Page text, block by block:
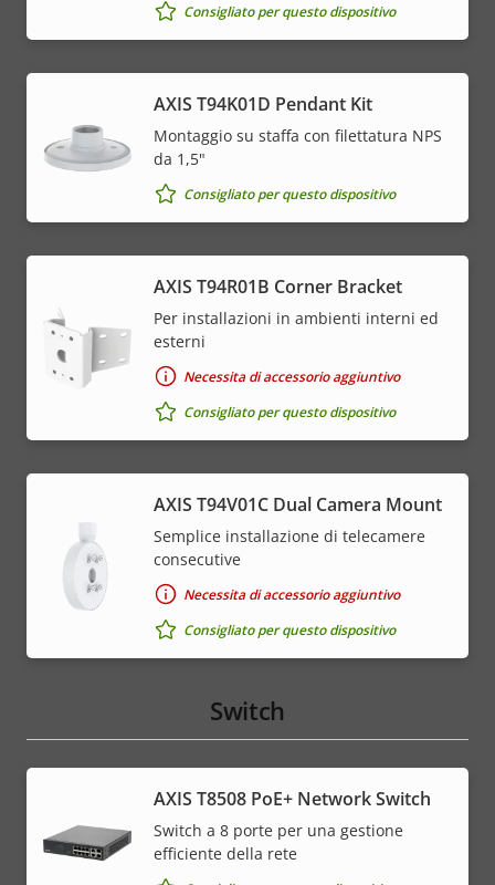
Consigliato per questo dispositivo
AXIS T94K01D Pendant Kit
Montaggio su staffa con filettatura NPS
da 1,5"
Consigliato per questo dispositivo
AXIS T94R01B Corner Bracket
Per installazioni in ambienti interni ed
esterni
Necessita di accessorio aggiuntivo
Consigliato per questo dispositivo
AXIS T94V01C Dual Camera Mount
Semplice installazione di telecamere
consecutive
Necessita di accessorio aggiuntivo
Consigliato per questo dispositivo
Switch
AXIS T8508 PoE+ Network Switch
Switch a 8 porte per una gestione
efficiente della rete